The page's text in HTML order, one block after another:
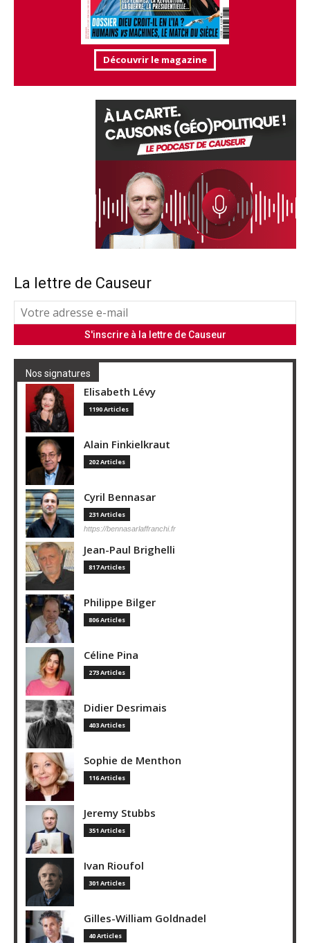
Découvrir le magazine
La lettre de Causeur
Nos signatures
Elisabeth Lévy
1190 Articles
Alain Finkielkraut
202 Articles
Cyril Bennasar
231 Articles
https://bennasarlaffranchi.fr
Jean-Paul Brighelli
817 Articles
Philippe Bilger
806 Articles
Céline Pina
273 Articles
Didier Desrimais
403 Articles
Sophie de Menthon
116 Articles
Jeremy Stubbs
351 Articles
Ivan Rioufol
301 Articles
Gilles-William Goldnadel
40 Articles